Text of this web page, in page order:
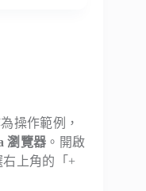
操作範例，
瀏覽器 。開啟
右上角的「+